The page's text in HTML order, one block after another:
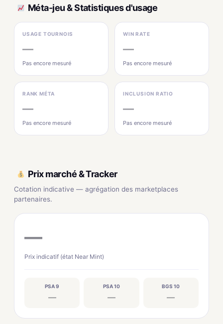
Méta-jeu & Statistiques d'usage
USAGE TOURNOIS
—
Pas encore mesuré
WIN RATE
—
Pas encore mesuré
RANK MÉTA
—
Pas encore mesuré
INCLUSION RATIO
—
Pas encore mesuré
Prix marché & Tracker
Cotation indicative — agrégation des marketplaces
partenaires.
—
Prix indicatif (état Near Mint)
PSA 9
—
PSA 10
—
BGS 10
—